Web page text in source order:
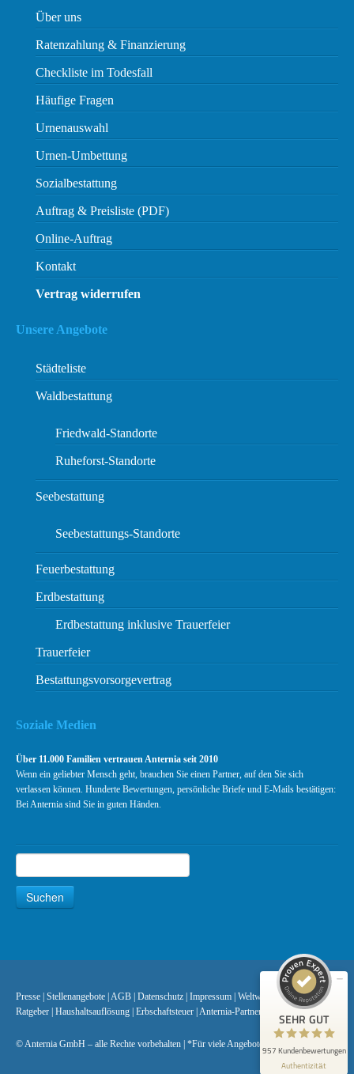
Über uns
Ratenzahlung & Finanzierung
Checkliste im Todesfall
Häufige Fragen
Urnenauswahl
Urnen-Umbettung
Sozialbestattung
Auftrag & Preisliste (PDF)
Online-Auftrag
Kontakt
Vertrag widerrufen
Unsere Angebote
Städteliste
Waldbestattung
Friedwald-Standorte
Ruheforst-Standorte
Seebestattung
Seebestattungs-Standorte
Feuerbestattung
Erdbestattung
Erdbestattung inklusive Trauerfeier
Trauerfeier
Bestattungsvorsorgevertrag
Soziale Medien
Über 11.000 Familien vertrauen Anternia seit 2010
Wenn ein geliebter Mensch geht, brauchen Sie einen Partner, auf den Sie sich
verlassen können. Hunderte Bewertungen, persönliche Briefe und E-Mails bestätigen:
Bei Anternia sind Sie in guten Händen.
Suchen
Presse Stellenangebote AGB Datenschutz Impressum Weltweite Überführungen
Ratgeber Haushaltsauflösung Erbschaftsteuer Anternia-Partner
© Anternia GmbH – alle Rechte vorbehalten | *Für viele Angebote gültig
SEHR GUT
957 Kundenbewertungen
Authentizität
447
Bewertungen auf
ProvenExpert.com
510
Bewertungen von 2